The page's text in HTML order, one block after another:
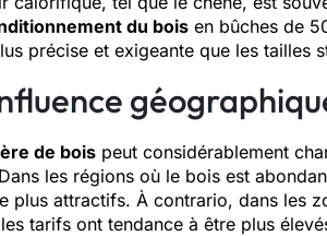
du bois en bûches de
précise et exigeante que les tailles
de bois peut considérablement
les régions où le bois est
plus attractifs. À contrario, dans les
tarifs ont tendance à être plus